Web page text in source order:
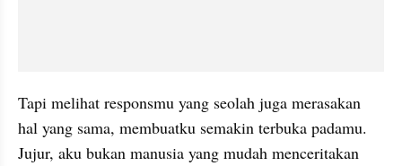
Tapi melihat responsmu yang seolah juga merasakan
hal yang sama, membuatku semakin terbuka padamu.
Jujur, aku bukan manusia yang mudah menceritakan